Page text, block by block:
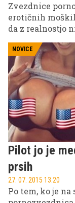
Zvezdnice
erotičnih
da z realnostjo
tako s svojimi
videzom.
bujnim
NOVICE
Pilot jo je
prsih
27. 07. 2015 13.20
Po tem, ko je